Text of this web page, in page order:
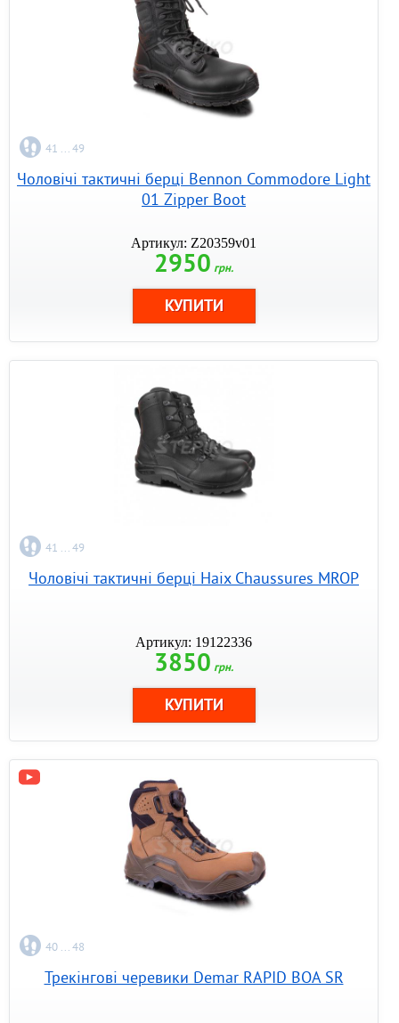
41 ... 49
Чоловічі тактичні берці Bennon Commodore Light
01 Zipper Boot
Артикул: Z20359v01
2950 грн.
41 ... 49
Чоловічі тактичні берці Haix Chaussures MROP
Артикул: 19122336
3850 грн.
40 ... 48
Трекінгові черевики Demar RAPID BOA SR